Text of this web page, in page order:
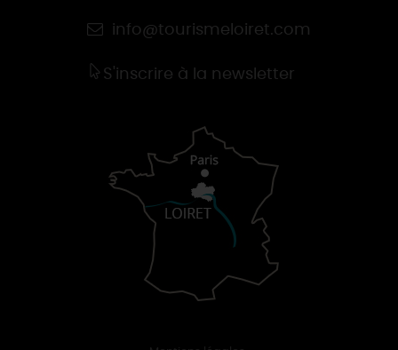
info@tourismeloiret.com
S'inscrire à la newsletter